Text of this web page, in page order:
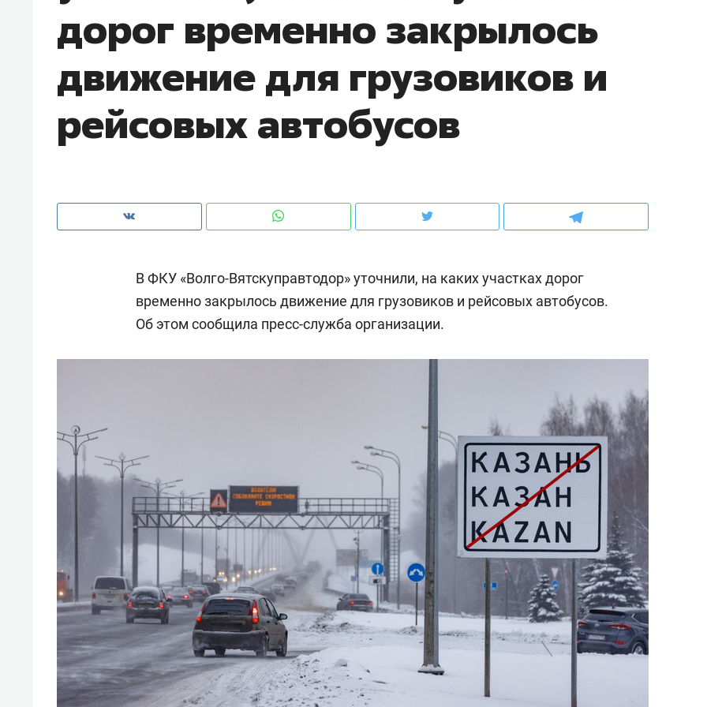
дорог временно закрылось
движение для грузовиков и
рейсовых автобусов
В ФКУ «Волго-Вятскуправтодор» уточнили, на каких участках дорог
временно закрылось движение для грузовиков и рейсовых автобусов.
Об этом сообщила пресс-служба организации.
чем интересен Оман?
клиентах и чудных запросах мастеров
налогах и развитии без
Рекомендуем
Оставить шум за волной: как
строят тишину в казанском
Рекомендуем
Психотерапевт «Фороса»:
«Директорский невроз» –
свою сверхнагрузку
Рекомендуем
Дизайнер-прораб
для меня это